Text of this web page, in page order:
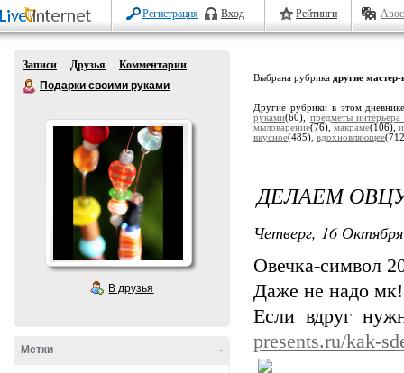
Регистрация Вход Рейтинги
Записи Друзья
Комментарии
Подарки своими руками
В друзья
-
Метки
Выбрана рубрика другие
Другие рубрики в этом
руками(60), предметы
мыловарение(76),макраме(106),
вкусное(485), вдохновляющее
ДЕЛАЕМ
Четверг, 16
Овечка-символ
Даже не надо мк!
Если вдруг
presents.ru/kak-